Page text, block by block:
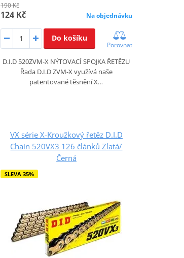
190 Kč
124 Kč Na objednávku
Do košíku
Porovnat
D.I.D 520ZVM-X NÝTOVACÍ SPOJKA ŘETĚZU
Řada D.I.D ZVM-X využívá naše
patentované těsnění X…
VX série X-Kroužkový řetěz D.I.D
Chain 520VX3 126 článků Zlatá/
Černá
SLEVA 35%